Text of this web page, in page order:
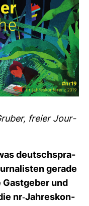
freier Jour­
deutsch­spra­
gerade
und
nr-​Jah­res­kon­